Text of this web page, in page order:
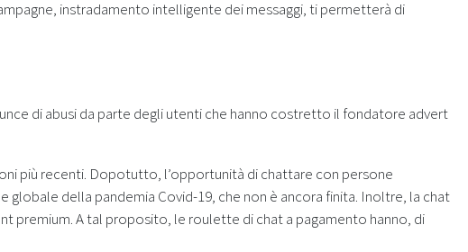
instradamento intelligente dei messaggi, ti permetterà di
di abusi da parte degli utenti che hanno costretto il fondatore advert
più recenti. Dopotutto, l’opportunità di chattare con persone
della pandemia Covid-19, che non è ancora finita. Inoltre, la chat
premium. A tal proposito, le roulette di chat a pagamento hanno, di